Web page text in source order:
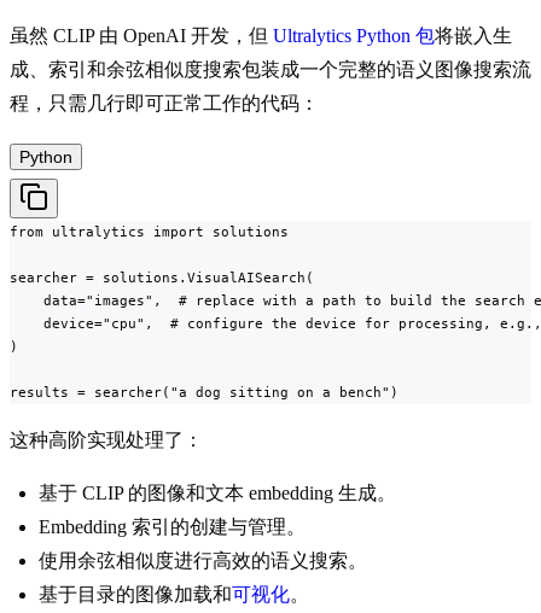
虽然 CLIP 由 OpenAI 开发，但 Ultralytics Python 包将嵌入生
成、索引和余弦相似度搜索包装成一个完整的语义图像搜索流
程，只需几行即可正常工作的代码：
Python
from ultralytics import solutions
searcher = solutions.VisualAISearch(
data="images",  # replace with a path to build the search
device="cpu",  # configure the device for processing,
)
results = searcher("a dog sitting on a bench")
这种高阶实现处理了：
基于 CLIP 的图像和文本 embedding 生成。
Embedding 索引的创建与管理。
使用余弦相似度进行高效的语义搜索。
基于目录的图像加载和可视化。